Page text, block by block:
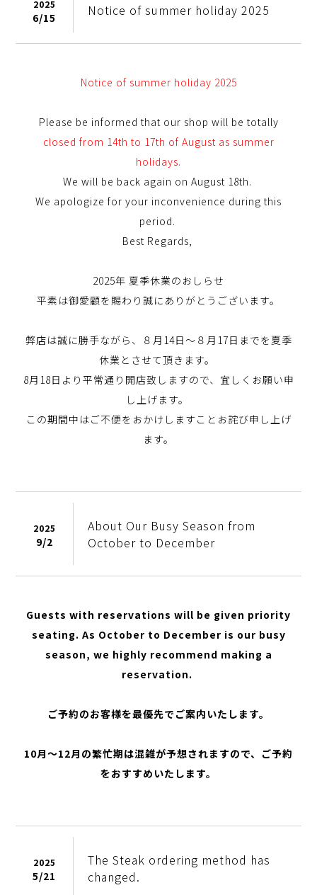
2025
6/15 Notice of summer holiday 2025
Notice of summer holiday 2025
Please be informed that our shop will be totally
closed from 14th to 17th of August as summer
holidays.
We will be back again on August 18th.
We apologize for your inconvenience during this
period.
Best Regards,
2025年 夏季休業のおしらせ
平素は御愛顧を賜わり誠にありがとうございます。
弊店は誠に勝手ながら、８月14日～８月17日までを夏季
休業とさせて頂きます。
8月18日より平常通り開店致しますので、宜しくお願い申
し上げます。
この期間中はご不便をおかけしますことお詫び申し上げ
ます。
2025
9/2
About Our Busy Season from
October to December
Guests with reservations will be given priority
seating. As October to December is our busy
season, we highly recommend making a
reservation.
ご予約のお客様を最優先でご案内いたします。
10月～12月の繁忙期は混雑が予想されますので、ご予約
をおすすめいたします。
2025
5/21
The Steak ordering method has
changed.